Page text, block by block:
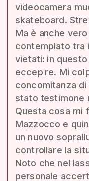
videocamera
skateboard.
Ma è anche
contemplato tra
vietati: in questo
eccepire. Mi
concomitanza di
stato testimone
Questa cosa mi
Mazzocco e
un nuovo
controllare la
Noto che nel
personale